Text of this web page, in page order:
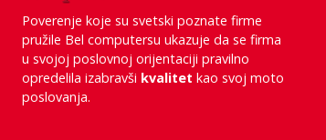
Poverenje koje su svetski poznate firme
pružile Bel computersu ukazuje da se firma
u svojoj poslovnoj orijentaciji pravilno
opredelila izabravši kvalitet kao svoj moto
poslovanja.